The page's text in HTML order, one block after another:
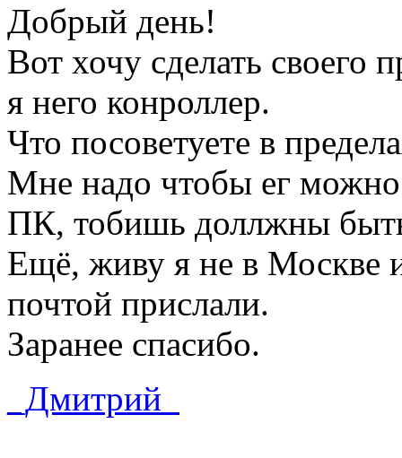
Добрый день!
Вот хочу сделать своего
я него конроллер.
Что посоветуете в
Мне надо чтобы ег
ПК, тобишь доллжны
Ещё, живу я не в Москве
почтой прислали.
Заранее спасибо.
_Дмитрий_